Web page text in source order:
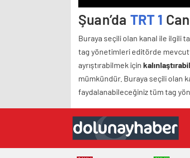
Şuan’da TRT 1
Buraya seçili olan kanal ile ilgili
tag yönetimleri editörde
ayrıştırabilmek için
mümkündür. Buraya seçili olan
faydalanabileceğiniz tüm tag